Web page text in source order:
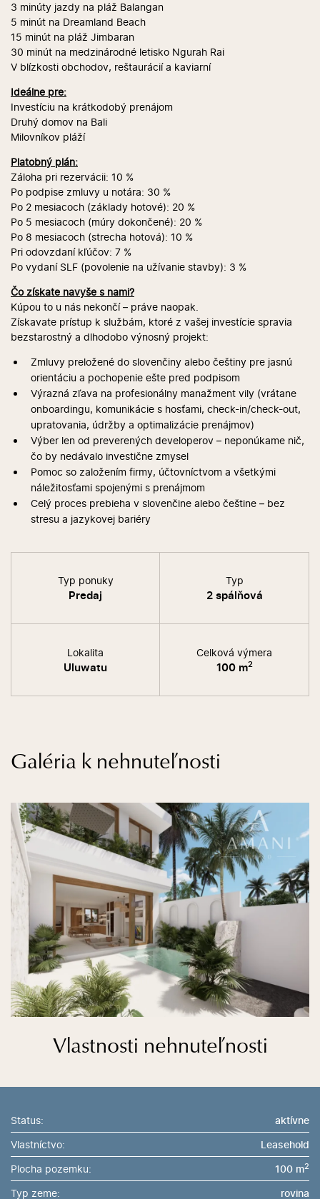
3 minúty jazdy na pláž Balangan
5 minút na Dreamland Beach
15 minút na pláž Jimbaran
30 minút na medzinárodné letisko Ngurah Rai
V blízkosti obchodov, reštaurácií a kaviarní
Ideálne pre:
Investíciu na krátkodobý prenájom
Druhý domov na Bali
Milovníkov pláží
Platobný plán:
Záloha pri rezervácii: 10 %
Po podpise zmluvy u notára: 30 %
Po 2 mesiacoch (základy hotové): 20 %
Po 5 mesiacoch (múry dokončené): 20 %
Po 8 mesiacoch (strecha hotová): 10 %
Pri odovzdaní kľúčov: 7 %
Po vydaní SLF (povolenie na užívanie stavby): 3 %
Čo získate navyše s nami?
Kúpou to u nás nekončí – práve naopak.
Získavate prístup k službám, ktoré z vašej investície spravia
bezstarostný a dlhodobo výnosný projekt:
Zmluvy preložené do slovenčiny alebo češtiny pre jasnú
orientáciu a pochopenie ešte pred podpisom
Výrazná zľava na profesionálny manažment vily (vrátane
onboardingu, komunikácie s hosťami, check-in/check-out,
upratovania, údržby a optimalizácie prenájmov)
Výber len od preverených developerov – neponúkame nič,
čo by nedávalo investične zmysel
Pomoc so založením firmy, účtovníctvom a všetkými
náležitosťami spojenými s prenájmom
Celý proces prebieha v slovenčine alebo češtine – bez
stresu a jazykovej bariéry
Typ ponuky
Predaj
Typ
2 spálňová
Lokalita
Uluwatu
Celková výmera
100 m2
Galéria k nehnuteľnosti
Vlastnosti nehnuteľnosti
Status:
aktívne
Vlastníctvo:
Leasehold
Plocha pozemku:
100 m2
Typ zeme: rovina